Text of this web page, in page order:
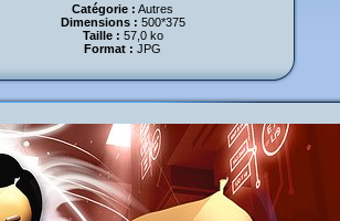
Catégorie : Autres
Dimensions : 500*375
Taille : 57,0 ko
Format : JPG